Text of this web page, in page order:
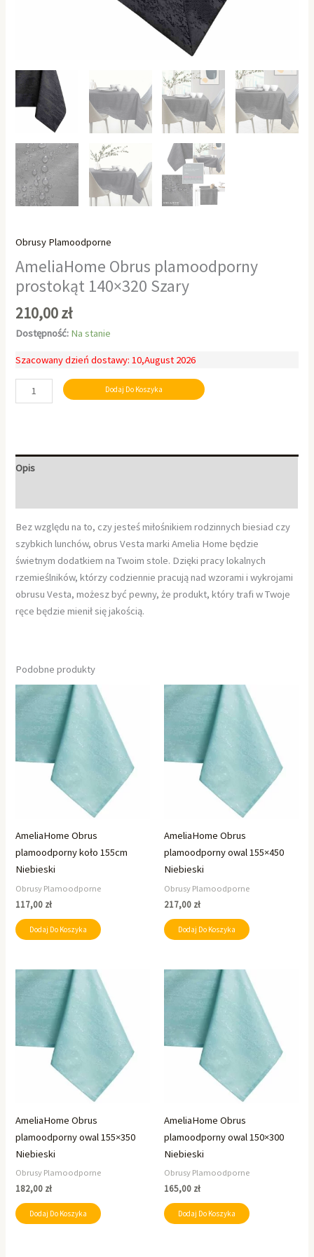
Obrusy Plamoodporne
AmeliaHome Obrus plamoodporny
prostokąt 140×320 Szary
210,00zł
Dostępność: Na stanie
Szacowany dzień dostawy: 10,August 2026
Dodaj Do Koszyka
Opis
Bez względu na to, czy jesteś miłośnikiem rodzinnych biesiad czy
szybkich lunchów, obrus Vesta marki Amelia Home będzie
świetnym dodatkiem na Twoim stole. Dzięki pracy lokalnych
rzemieślników, którzy codziennie pracują nad wzorami i wykrojami
obrusu Vesta, możesz być pewny, że produkt, który trafi w Twoje
ręce będzie mienił się jakością.
Podobne produkty
AmeliaHome Obrus
plamoodporny koło 155cm
Niebieski
Obrusy Plamoodporne
117,00 zł
Dodaj Do Koszyka
AmeliaHome Obrus
plamoodporny owal 155×450
Niebieski
Obrusy Plamoodporne
217,00 zł
Dodaj Do Koszyka
AmeliaHome Obrus
plamoodporny owal 155×350
Niebieski
Obrusy Plamoodporne
182,00 zł
Dodaj Do Koszyka
AmeliaHome Obrus
plamoodporny owal 150×300
Niebieski
Obrusy Plamoodporne
165,00 zł
Dodaj Do Koszyka